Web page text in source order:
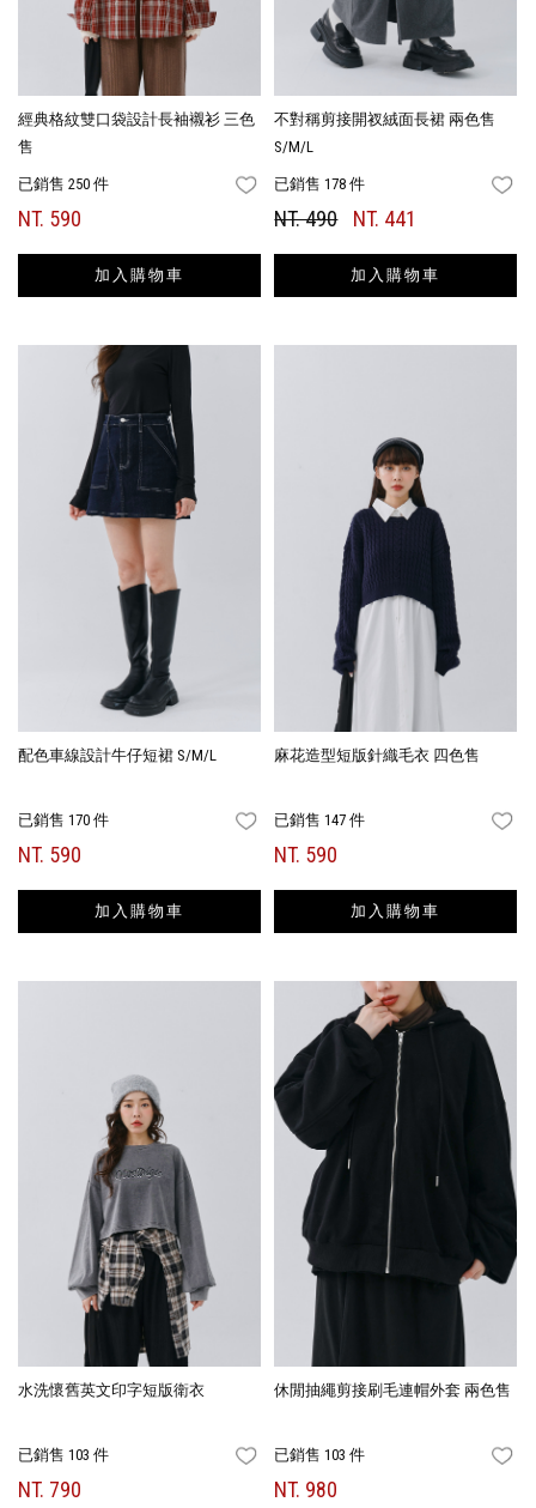
經典格紋雙口袋設計長袖襯衫 三色
售
已銷售 250 件 FAVORITES
NT. 590
加入購物車
不對稱剪接開衩絨面長裙 兩色售
S/M/L
已銷售 178 件
NT. 490 NT. 441
加入購物車
配色車線設計牛仔短裙 S/M/L
已銷售 170 件 FAVORITES
NT. 590
加入購物車
麻花造型短版針織毛衣 四色售
已銷售 147 件
NT. 590
加入購物車
水洗懷舊英文印字短版衛衣
已銷售 103 件 FAVORITES
NT. 790
休閒抽繩剪接刷毛連帽外套 兩色售
已銷售 103 件
NT. 980